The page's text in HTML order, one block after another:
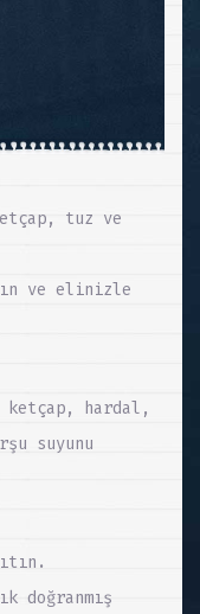
tuz ve
ve elinizle
ketçap, hardal,
suyunu
doğranmış